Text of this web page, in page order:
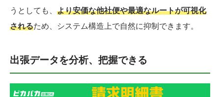
うとしても、 より安価な他社便や最適なルートが可視化
されるため、システム構造上で自然に抑制できます。
出張データを分析、把握できる